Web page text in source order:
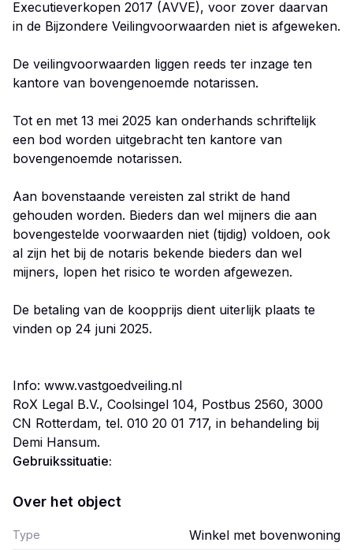
Executieverkopen 2017 (AVVE), voor zover daarvan
in de Bijzondere Veilingvoorwaarden niet is afgeweken.
De veilingvoorwaarden liggen reeds ter inzage ten
kantore van bovengenoemde notarissen.
Tot en met 13 mei 2025 kan onderhands schriftelijk
een bod worden uitgebracht ten kantore van
bovengenoemde notarissen.
Aan bovenstaande vereisten zal strikt de hand
gehouden worden. Bieders dan wel mijners die aan
bovengestelde voorwaarden niet (tijdig) voldoen, ook
al zijn het bij de notaris bekende bieders dan wel
mijners, lopen het risico te worden afgewezen.
De betaling van de koopprijs dient uiterlijk plaats te
vinden op 24 juni 2025.
Info: www.vastgoedveiling.nl
RoX Legal B.V., Coolsingel 104, Postbus 2560, 3000
CN Rotterdam, tel. 010 20 01 717, in behandeling bij
Gebruikssituatie:
Over het object
Type Winkel met bovenwoning